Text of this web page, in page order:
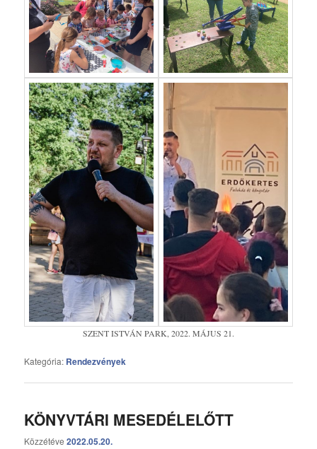
SZENT ISTVÁN PARK, 2022. MÁJUS 21.
Kategória: Rendezvények
KÖNYVTÁRI MESEDÉLELŐTT
Közzétéve2022.05.20.